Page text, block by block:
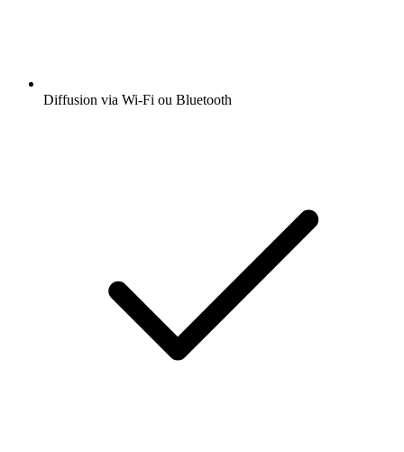
Diffusion via Wi-Fi ou Bluetooth